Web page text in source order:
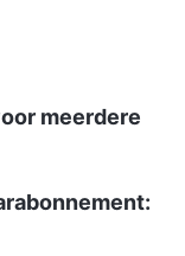
meerdere